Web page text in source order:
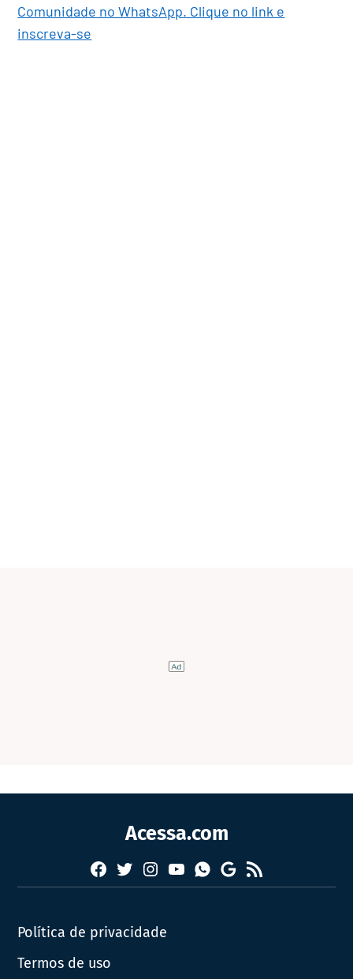
Comunidade no WhatsApp. Clique no link e
inscreva-se
Acessa.com
Facebook
TwitterInstagram
YouTubeWhatsapp
Google
News
RSS
Política de privacidade
Termos de uso